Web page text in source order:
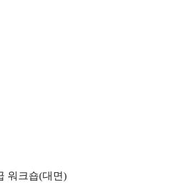
워크숍(대면)